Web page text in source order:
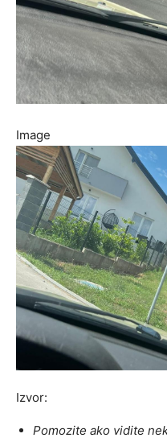
Image
Izvor:
Pomozite ako vidite